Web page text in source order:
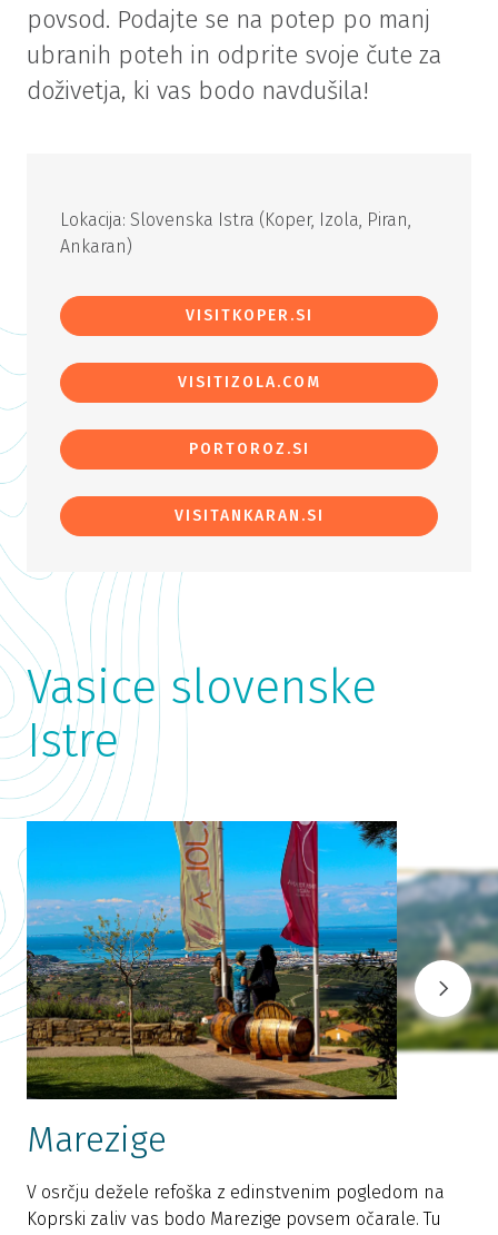
povsod. Podajte se na potep po manj
ubranih poteh in odprite svoje čute za
doživetja, ki vas bodo navdušila!
Lokacija: Slovenska Istra (Koper, Izola, Piran,
Ankaran)
VISITKOPER.SI
VISITIZOLA.COM
PORTOROZ.SI
VISITANKARAN.SI
Vasice slovenske
Istre
Marezige
V osrčju dežele refoška z edinstvenim pogledom na
Koprski zaliv vas bodo Marezige povsem očarale. Tu